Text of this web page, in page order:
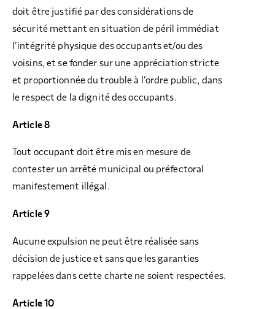
doit être justifié par des considérations de
sécurité mettant en situation de péril immédiat
l’intégrité physique des occupants et/ou des
voisins, et se fonder sur une appréciation stricte
et proportionnée du trouble à l’ordre public, dans
le respect de la dignité des occupants.
Article 8
Tout occupant doit être mis en mesure de
contester un arrêté municipal ou préfectoral
manifestement illégal.
Article 9
Aucune expulsion ne peut être réalisée sans
décision de justice et sans que les garanties
rappelées dans cette charte ne soient respectées.
Article 10